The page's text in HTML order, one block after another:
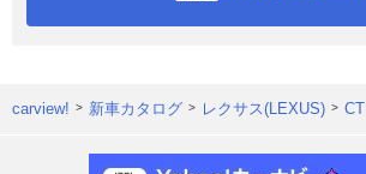
carview! 新車カタログ レクサス(LEXUS) CT